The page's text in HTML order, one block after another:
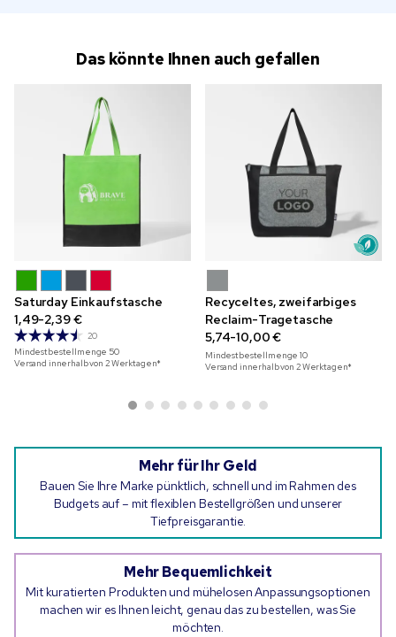
Das könnte Ihnen auch gefallen
Saturday Einkaufstasche
1,49-2,39 €
20
Mindestbestellmenge 50
Versand innerhalb von 2 Werktagen*
Recyceltes, zweifarbiges
Reclaim-Tragetasche
5,74-10,00 €
Mindestbestellmenge10
Versand innerhalb von 2 Werktagen*
Mehr für Ihr Geld
Bauen Sie Ihre Marke pünktlich, schnell und im Rahmen des
Budgets auf – mit flexiblen Bestellgrößen und unserer
Tiefpreisgarantie.
Mehr Bequemlichkeit
Mit kuratierten Produkten und mühelosen Anpassungsoptionen
machen wir es Ihnen leicht, genau das zu bestellen, was Sie
möchten.